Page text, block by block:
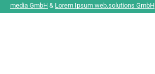
media GmbH & Lorem Ipsum web.solutions GmbH